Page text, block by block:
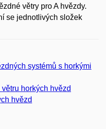
větry pro A hvězdy.
se jednotlivých složek
systémů s horkými
horkých hvězd
hvězd